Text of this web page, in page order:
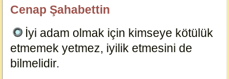
Cenap Şahabettin
İyi adam olmak için kimseye kötülük
etmemek yetmez, iyilik etmesini de
bilmelidir.